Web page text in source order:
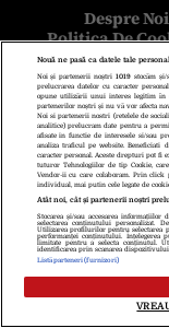
Despre Noi
Politica De
Citarea se poate face în
(site-uri, instituţii mass-
integral scrierile
Decizia ONJN nr.